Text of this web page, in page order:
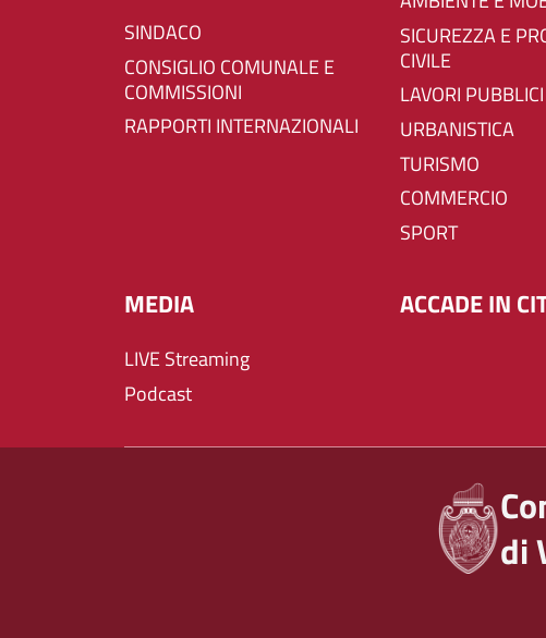
SINDACO
CONSIGLIO COMUNALE E
COMMISSIONI
RAPPORTI INTERNAZIONALI
SICUREZZA E PROTEZIONE
CIVILE
LAVORI PUBBLICI
URBANISTICA
TURISMO
COMMERCIO
SPORT
MEDIA
LIVE Streaming
Podcast
ACCADE IN
di